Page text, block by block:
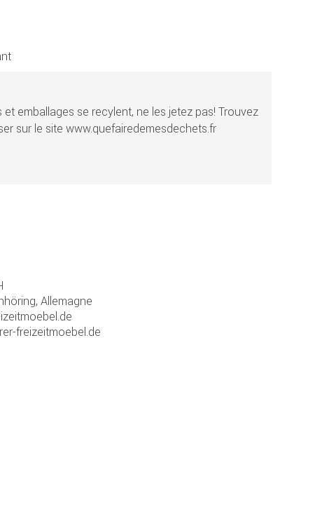
et emballages se recylent, ne les jetez pas! Trouvez
sur le site www.quefairedemesdechets.fr
Allemagne
freizeitmoebel.de